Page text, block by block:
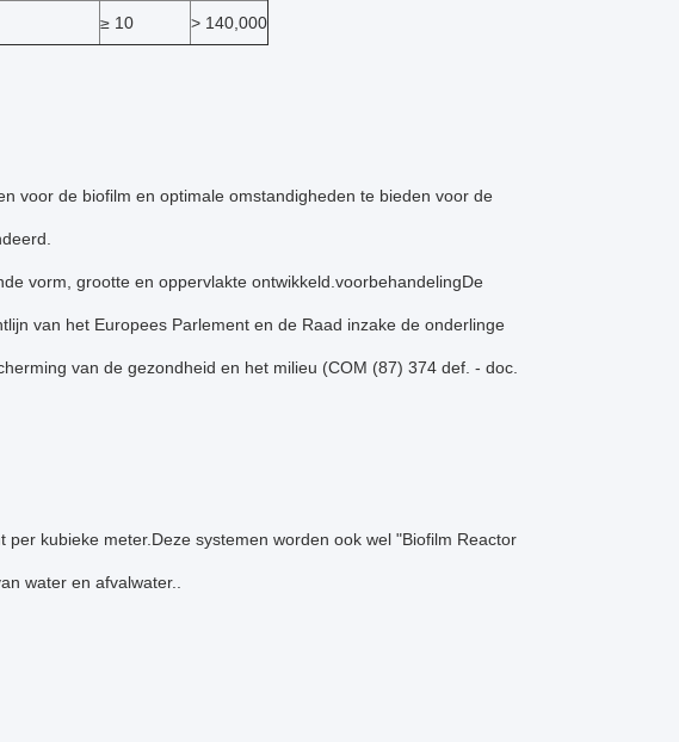
≥ 10 > 140,000
voor de biofilm en optimale omstandigheden te bieden voor de
vorm, grootte en oppervlakte ontwikkeld.voorbehandelingDe
van het Europees Parlement en de Raad inzake de onderlinge
van de gezondheid en het milieu (COM (87) 374 def. - doc.
kubieke meter.Deze systemen worden ook wel "Biofilm Reactor
water en afvalwater..